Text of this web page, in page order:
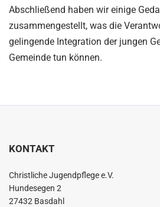
Abschließend haben wir einige
zusammengestellt, was die
gelingende Integration der jungen
Gemeinde tun können.
KONTAKT
Christliche Jugendpflege e.V.
Hundesegen 2
27432 Basdahl